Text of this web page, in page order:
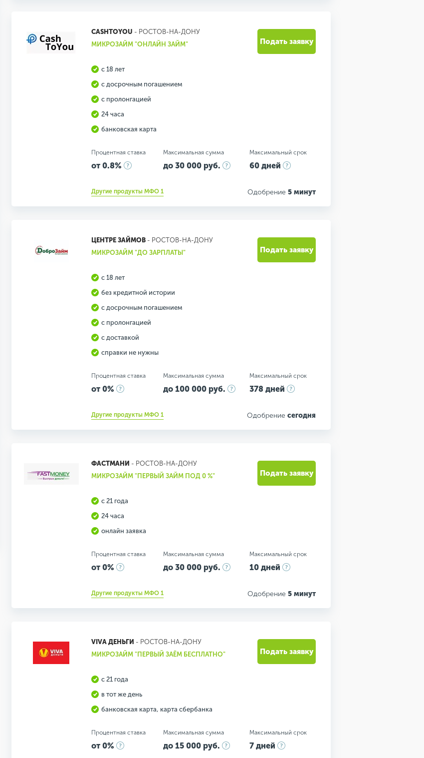
CASHTOYOU - РОСТОВ-НА-ДОНУ
МИКРОЗАЙМ "ОНЛАЙН ЗАЙМ"
с 18 лет
с досрочным погашением
с пролонгацией
24 часа
банковская карта
Процентная ставка
от 0.8%
Максимальная сумма
до 30 000 руб.
Максимальный срок
60 дней
Другие продукты МФО 1 Одобрение 5 минут
Подать заявку
ЦЕНТРЕ ЗАЙМОВ- РОСТОВ-НА-ДОНУ
МИКРОЗАЙМ "ДО ЗАРПЛАТЫ"
с 18 лет
без кредитной истории
с досрочным погашением
с пролонгацией
с доставкой
справки не нужны
Процентная ставка
от 0%
Максимальная сумма
до 100 000 руб.
Максимальный срок
378 дней
Другие продукты МФО 1 Одобрение сегодня
Подать заявку
ФАСТМАНИ - РОСТОВ-НА-ДОНУ
МИКРОЗАЙМ "ПЕРВЫЙ ЗАЙМ ПОД 0 %"
с 21 года
24 часа
онлайн заявка
Процентная ставка
от 0%
Максимальная сумма
до 30 000 руб.
Максимальный срок
10 дней
Другие продукты МФО 1 Одобрение 5 минут
Подать заявку
VIVA ДЕНЬГИ - РОСТОВ-НА-ДОНУ
МИКРОЗАЙМ "ПЕРВЫЙ ЗАЁМ БЕСПЛАТНО"
с 21 года
в тот же день
банковская карта, карта сбербанка
Процентная ставка
от 0%
Максимальная сумма
до 15 000 руб.
Максимальный срок
7 дней
Подать заявку